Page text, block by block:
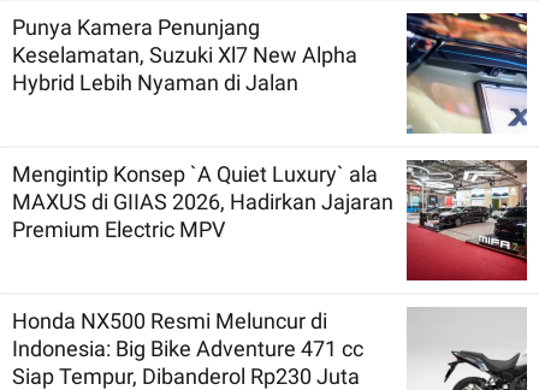
Punya Kamera Penunjang
Keselamatan, Suzuki Xl7 New Alpha
Hybrid Lebih Nyaman di Jalan
Mengintip Konsep `A Quiet Luxury` ala
MAXUS di GIIAS 2026, Hadirkan Jajaran
Premium Electric MPV
Honda NX500 Resmi Meluncur di
Indonesia: Big Bike Adventure 471 cc
Siap Tempur, Dibanderol Rp230 Juta